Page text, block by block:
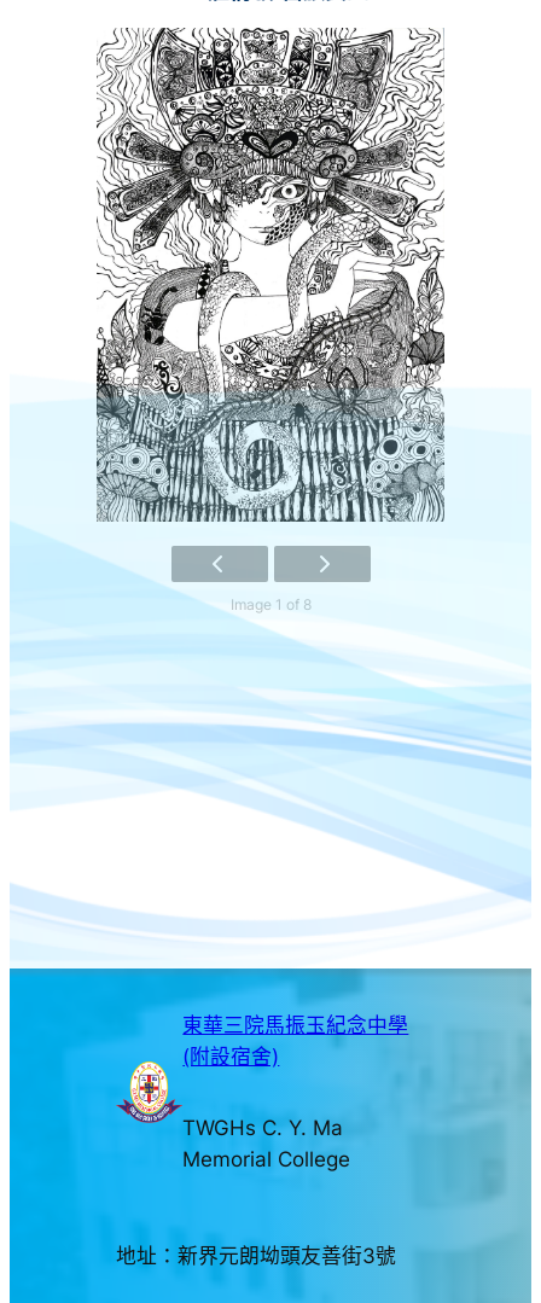
Image 1 of 8
東華三院馬振玉紀念中學
(附設宿舍)
TWGHs C. Y. Ma
Memorial College
地址：新界元朗坳頭友善街3號